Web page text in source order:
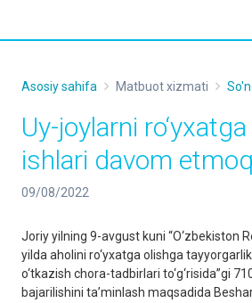
Asosiy sahifa Matbuot xizmati
Uy-joylarni
ishlari davom
09/08/2022
Joriy yilning 9-avgust kuni “O‘zbekiston
yilda aholini ro‘yxatga olishga tayyorgarlik
o‘tkazish chora-tadbirlari to‘g‘risida”gi
bajarilishini ta’minlash maqsadida